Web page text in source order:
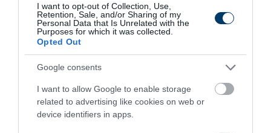
I want to opt-out of Collection, Use,
Retention, Sale, and/or Sharing of my
Personal Data that Is Unrelated with the
Purposes for which it was collected.
Opted Out
Google consents
I want to allow Google to enable storage
related to advertising like cookies on web or
device identifiers in apps.
5 Hidden Signs You Have Worms Inside Your